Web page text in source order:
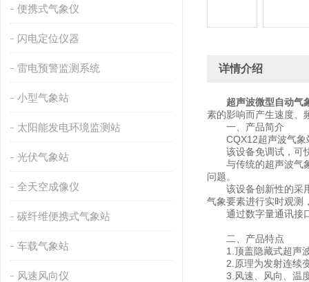
便携式气象仪
闪电定位仪器
雷电预警监测系统
小型气象站
太阳能发电环境监测站
光伏气象站
全天空成像仪
碳纤维便携式气象站
车载气象站
风速风向仪
详情介绍
超声波微型自动气
素的影响而产生速度、
一、产品简介
CQX12超声波气象站
该设备免调试，可快
与传统的超声波气象
问题。
该设备创新性的采用
气象要素进行实时观测
通过数字量通讯接口
二、产品特点
1.顶盖隐藏式超声波
2.原理为发射连续变
3.风速、风向、温度